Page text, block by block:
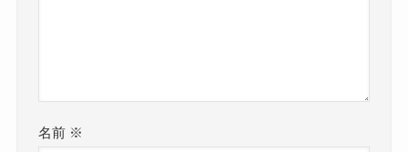
名前 ※